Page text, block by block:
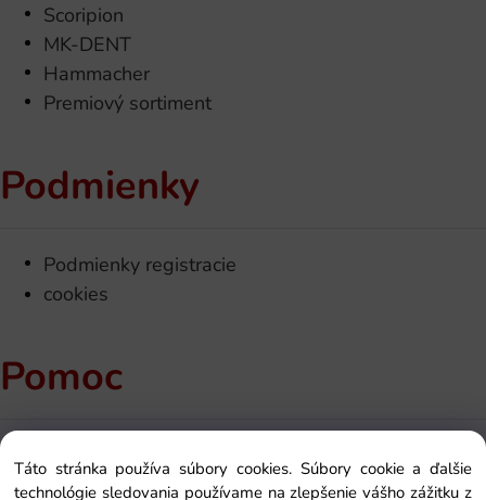
Scoripion
MK-DENT
Hammacher
Premiový sortiment
Podmienky
Podmienky registracie
cookies
Pomoc
Kontakt
Ako si objednať
Táto stránka používa súbory cookies. Súbory cookie a ďalšie
technológie sledovania používame na zlepšenie vášho zážitku z